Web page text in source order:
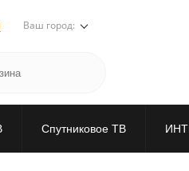
Ваш город:
Спутниковое ТВ